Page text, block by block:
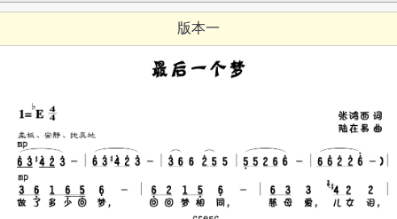
版本一